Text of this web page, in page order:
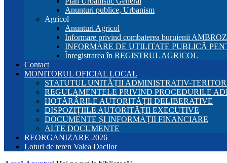
Anunturi publice, Urbanism
Agricol
Anunturi Agricol
Informare privind combaterea buruienii
INFORMARE DE UTILITATE PUBLICĂ
Înregistrarea în REGISTRUL AGRICOL
Contact
MONITORUL OFICIAL LOCAL
STATUTUL UNITĂȚII ADMINISTRATIV-
REGULAMENTELE PRIVIND PROCEDURILE
HOTĂRÂRILE AUTORITĂȚII DELIBERATIVE
DISPOZIȚIILE AUTORITĂȚII EXECUTIVE
DOCUMENTE ȘI INFORMAȚII FINANCIARE
ALTE DOCUMENTE
REORGANIZARE 2026
Loturi de teren Valea Dacilor